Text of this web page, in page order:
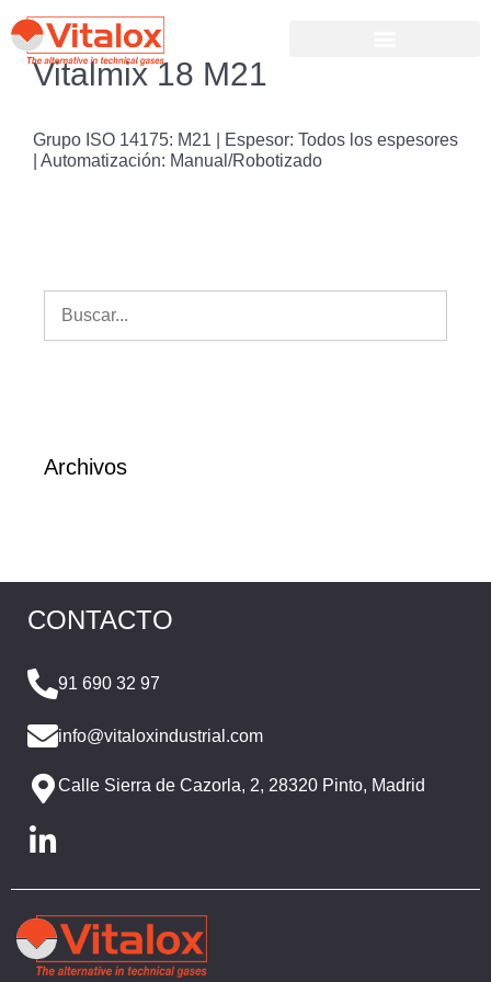
Vitalmix 18 M21
Grupo ISO 14175: M21 | Espesor: Todos los espesores
| Automatización: Manual/Robotizado
Archivos
CONTACTO
91 690 32 97
info@vitaloxindustrial.com
Calle Sierra de Cazorla, 2, 28320 Pinto, Madrid